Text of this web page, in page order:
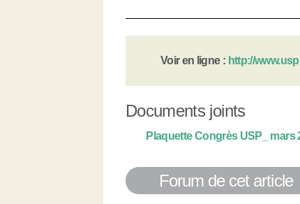
Voir en ligne : http://
Documents joints
Plaquette Congrès USP_ mars
Forum de cet article